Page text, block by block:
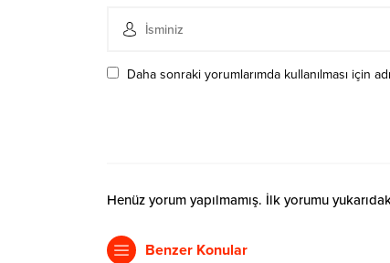
Daha sonraki yorumlarımda kullanılması için
Henüz yorum yapılmamış. İlk yorumu
Benzer Konular